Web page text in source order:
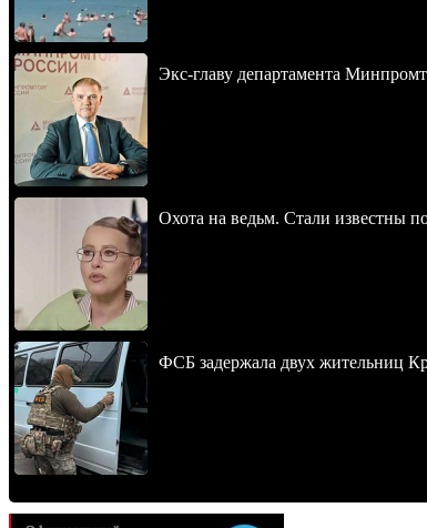
Экс-главу департамента
Охота на ведьм. Стали известны
ФСБ задержала двух жительниц